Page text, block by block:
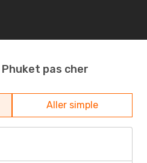
pas cher
Aller simple